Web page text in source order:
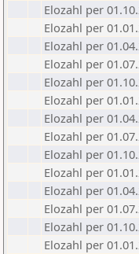
Elozahl per
Elozahl per
Elozahl per
Elozahl per
Elozahl per
Elozahl per
Elozahl per
Elozahl per
Elozahl per
Elozahl per
Elozahl per
Elozahl per
Elozahl per
Elozahl per